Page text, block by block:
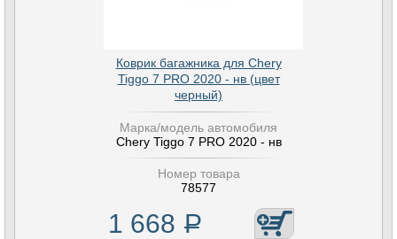
Коврик багажника для Chery
Tiggo 7 PRO 2020 - нв (цвет
черный)
Марка/модель автомобиля
Chery Tiggo 7 PRO 2020 - нв
Номер товара
78577
1 668 Р